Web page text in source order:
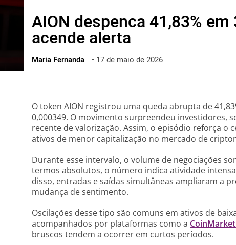
العربية
ไทย
ქართული
AION despenca 41,83%
acende alerta
Maria Fernanda • 17 de maio de 2026
O token AION registrou uma queda abrupta de
0,000349. O movimento surpreendeu investidores,
recente de valorização. Assim, o episódio reforça o
ativos de menor capitalização no mercado de
Durante esse intervalo, o volume de negociações
termos absolutos, o número indica atividade
disso, entradas e saídas simultâneas ampliaram a
mudança de sentimento.
Oscilações desse tipo são comuns em ativos de
acompanhados por plataformas como a
bruscos tendem a ocorrer em curtos períodos.